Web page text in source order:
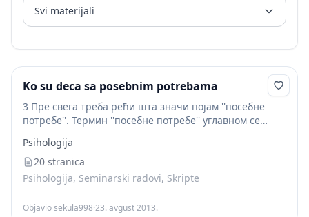
Svi materijali
Ko su deca sa posebnim potrebama
3 Пре свега треба рећи шта значи појам ''посебне
потребе''. Термин ''посебне потребе'' углавном се
маргинализованих друштвених група. Такође, треба
разграничити...
Psihologija
20 stranica
Psihologija, Seminarski radovi, Skripte
Objavio sekula998·23. avgust 2013.